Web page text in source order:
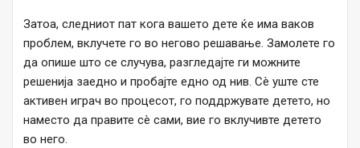
Затоа, следниот пат кога вашето дете ќе има ваков
проблем, вклучете го во негово решавање. Замолете го
да опише што се случува, разгледајте ги можните
решенија заедно и пробајте едно од нив. Сè уште сте
активен играч во процесот, го поддржувате детето, но
наместо да правите сè сами, вие го вклучивте детето
во него.